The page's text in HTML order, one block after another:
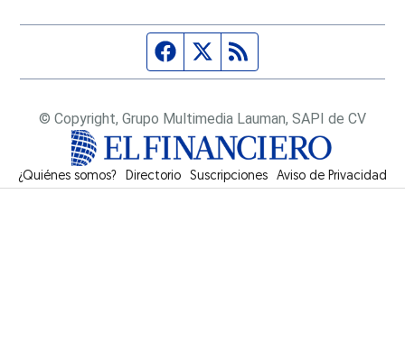
Página de Facebook
Fuente Twitter
© Copyright, Grupo Multimedia Lauman, SAPI de CV
¿Quiénes somos? Directorio Suscripciones Opens in new window
Aviso de Privacidad